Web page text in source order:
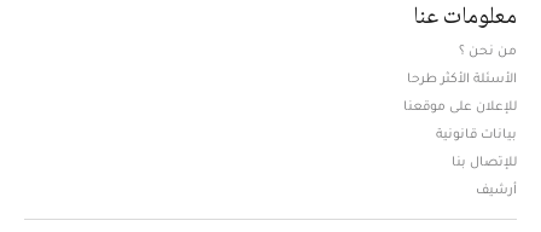
معلومات عنا
من نحن ؟
الأسئلة الأكثر طرحا
للإعلان على موقعنا
بيانات قانونية
للإتصال بنا
أرشيف